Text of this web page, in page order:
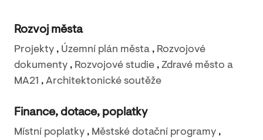
Rozvoj města
Projekty , Územní plán města , Rozvojové
dokumenty , Rozvojové studie , Zdravé město a
MA21 , Architektonické soutěže
Finance, dotace, poplatky
Místní poplatky , Městské dotační programy ,